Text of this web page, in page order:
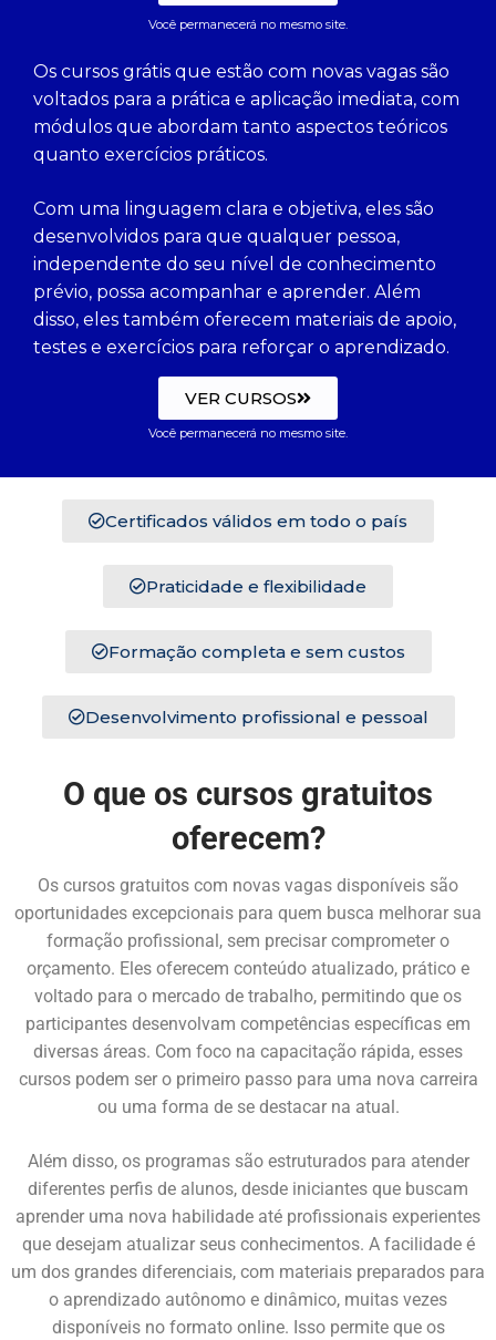
Você permanecerá no mesmo site.
Os cursos grátis que estão com novas vagas são
voltados para a prática e aplicação imediata, com
módulos que abordam tanto aspectos teóricos
quanto exercícios práticos.
Com uma linguagem clara e objetiva, eles são
desenvolvidos para que qualquer pessoa,
independente do seu nível de conhecimento
prévio, possa acompanhar e aprender. Além
disso, eles também oferecem materiais de apoio,
testes e exercícios para reforçar o aprendizado.
VER CURSOS
Você permanecerá no mesmo site.
Certificados válidos em todo o país
Praticidade e flexibilidade
Formação completa e sem custos
Desenvolvimento profissional e pessoal
O que os cursos gratuitos
oferecem?
Os cursos gratuitos com novas vagas disponíveis são
oportunidades excepcionais para quem busca melhorar sua
formação profissional, sem precisar comprometer o
orçamento. Eles oferecem conteúdo atualizado, prático e
voltado para o mercado de trabalho, permitindo que os
participantes desenvolvam competências específicas em
diversas áreas. Com foco na capacitação rápida, esses
cursos podem ser o primeiro passo para uma nova carreira
ou uma forma de se destacar na atual.
Além disso, os programas são estruturados para atender
diferentes perfis de alunos, desde iniciantes que buscam
aprender uma nova habilidade até profissionais experientes
que desejam atualizar seus conhecimentos. A facilidade é
um dos grandes diferenciais, com materiais preparados para
o aprendizado autônomo e dinâmico, muitas vezes
disponíveis no formato online. Isso permite que os